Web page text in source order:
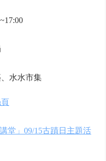
水水市集
頁
堂」09/15古蹟日主題活